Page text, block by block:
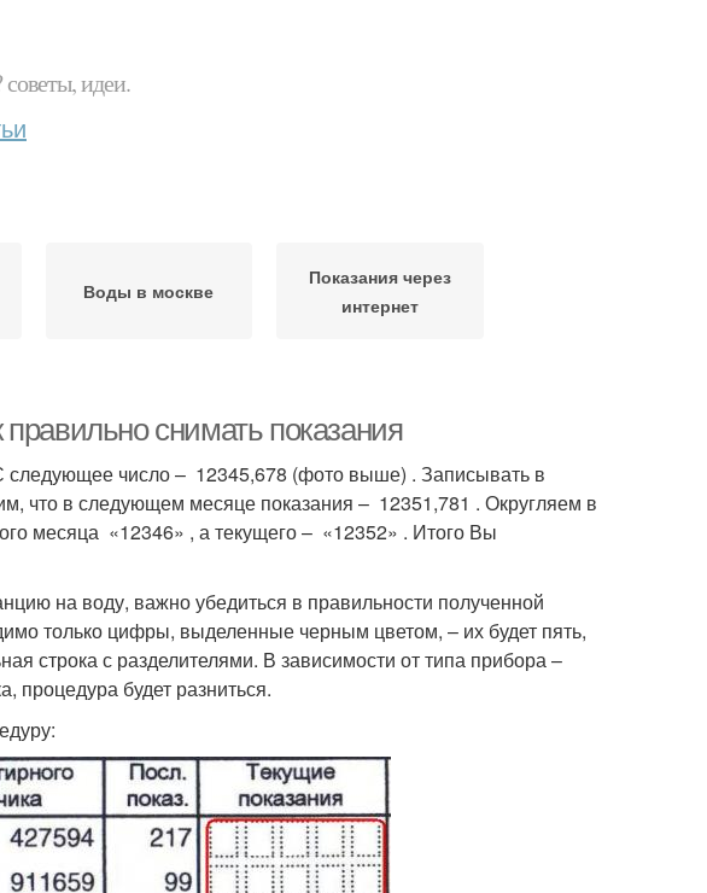
советы, идеи.
Воды в москве
Показания через
интернет
снимать показания
следующее число – 12345,678 (фото выше) . Записывать в
что в следующем месяце показания – 12351,781 . Округляем в
месяца «12346» , а текущего – «12352» . Итого Вы
на воду, важно убедиться в правильности полученной
только цифры, выделенные черным цветом, – их будет пять,
строка с разделителями. В зависимости от типа прибора –
процедура будет разниться.